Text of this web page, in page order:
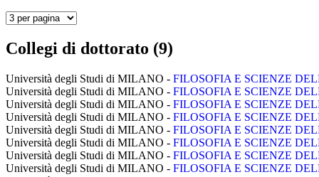
Collegi di dottorato (9)
Università degli Studi di MILANO - FILOSOFIA E SCIENZE
Università degli Studi di MILANO - FILOSOFIA E SCIENZE
Università degli Studi di MILANO - FILOSOFIA E SCIENZE
Università degli Studi di MILANO - FILOSOFIA E SCIENZE
Università degli Studi di MILANO - FILOSOFIA E SCIENZE
Università degli Studi di MILANO - FILOSOFIA E SCIENZE
Università degli Studi di MILANO - FILOSOFIA E SCIENZE
Università degli Studi di MILANO - FILOSOFIA E SCIENZE